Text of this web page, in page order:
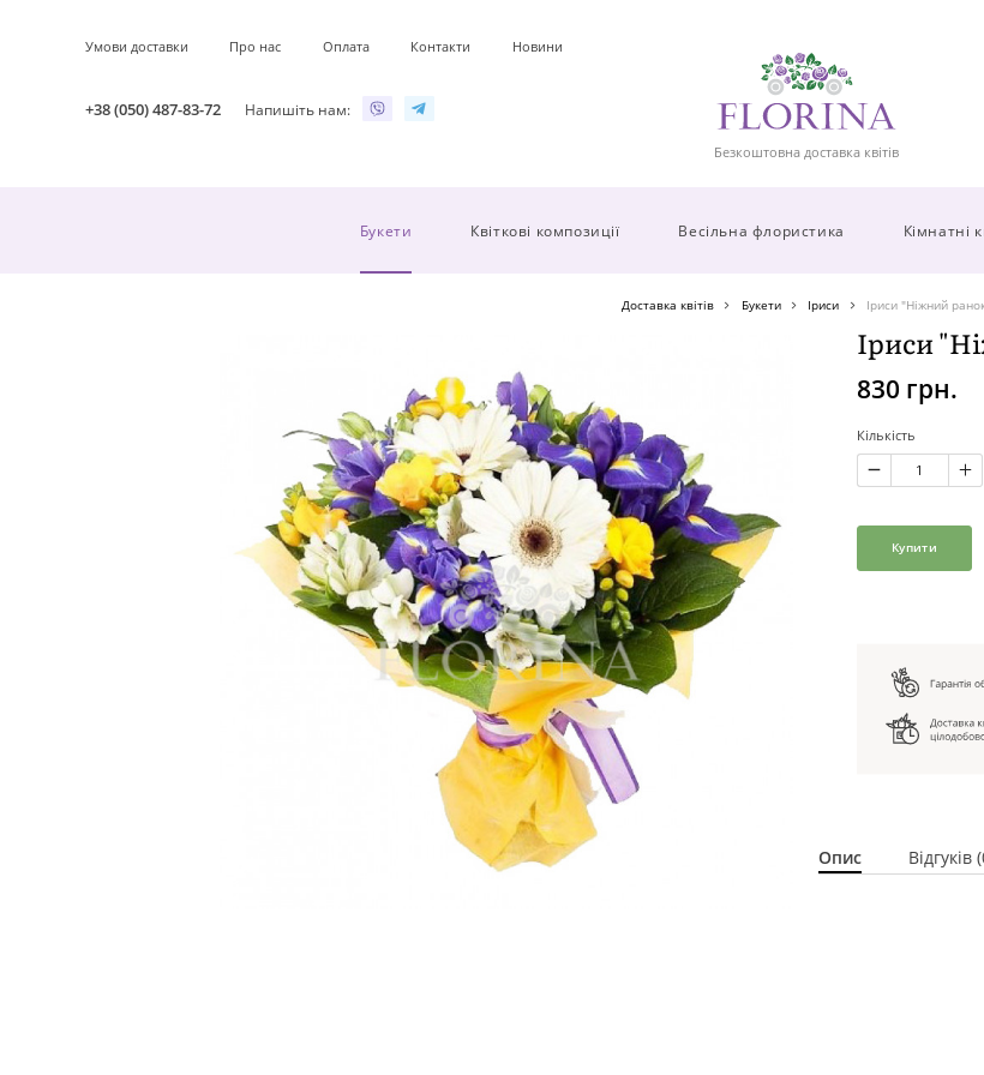
Умови доставки Про нас Оплата Контакти Новини
+38 (050) 487-83-72 Напишіть нам:
Безкоштовна доставка квітів
Букети Квіткові композиції Весільна флористика Кімнатні
Доставка квітів Букети Іриси Іриси "Ніжний
Іриси
830 грн.
Кількість
Купити
Опис Відгуків